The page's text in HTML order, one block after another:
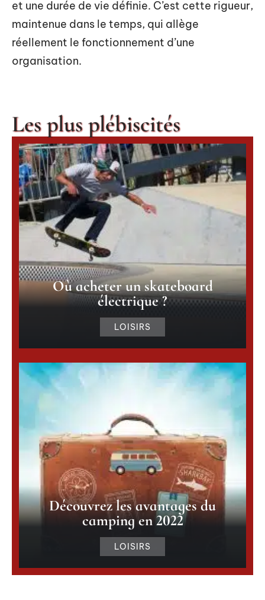
et une durée de vie définie. C’est cette rigueur,
maintenue dans le temps, qui allège
réellement le fonctionnement d’une
organisation.
Les plus plébiscités
Où acheter un skateboard
électrique ?
LOISIRS
Découvrez les avantages du
camping en 2022
LOISIRS